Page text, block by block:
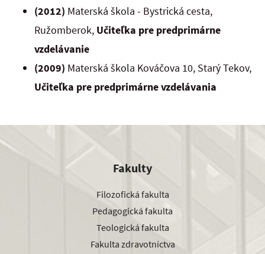
(2012) Materská škola - Bystrická cesta,
Ružomberok, Učiteľka pre predprimárne
vzdelávanie
(2009) Materská škola Kováčova 10, Starý Tekov,
Učiteľka pre predprimárne vzdelávania
Fakulty
Filozofická fakulta
Pedagogická fakulta
Teologická fakulta
Fakulta zdravotníctva